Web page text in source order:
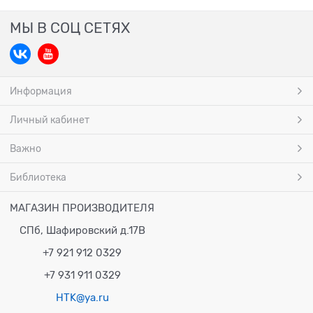
МЫ В СОЦ СЕТЯХ
Информация
Личный кабинет
Важно
Библиотека
МАГАЗИН ПРОИЗВОДИТЕЛЯ
СПб, Шафировский д.17В
+7 921 912 0329
+7 931 911 0329
HTK@ya.ru